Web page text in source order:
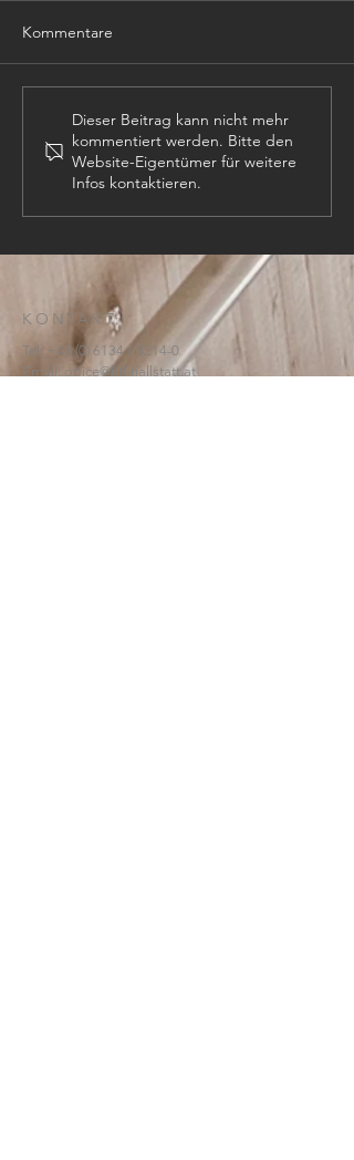
PROJEKTLEITER (m,w,d)
Kommentare
Dieser Beitrag kann nicht mehr
kommentiert werden. Bitte den
Website-Eigentümer für weitere
Infos kontaktieren.
KONTAKT:
Tel: +43 (0) 6134/ 8214-0
Email: office@htl-hallstatt.at